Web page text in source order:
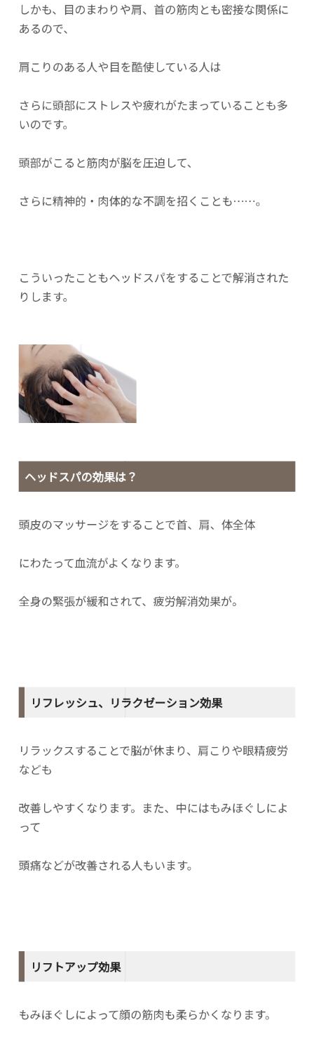
しかも、目のまわりや肩、首の筋肉とも密接な関係に
あるので、
肩こりのある人や目を酷使している人は
さらに頭部にストレスや疲れがたまっていることも多
いのです。
頭部がこると筋肉が脳を圧迫して、
さらに精神的・肉体的な不調を招くことも……。
こういったこともヘッドスパをすることで解消された
りします。
ヘッドスパの効果は？
頭皮のマッサージをすることで首、肩、体全体
にわたって血流がよくなります。
全身の緊張が緩和されて、疲労解消効果が。
リフレッシュ、リラクゼーション効果
リラックスすることで脳が休まり、肩こりや眼精疲労
なども
改善しやすくなります。また、中にはもみほぐしによ
って
頭痛などが改善される人もいます。
リフトアップ効果
もみほぐしによって顔の筋肉も柔らかくなります。